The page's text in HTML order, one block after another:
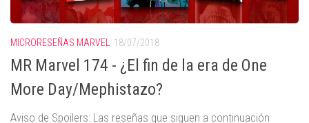
MICRORESEÑAS MARVEL 18/07/2018
MR Marvel 174 - ¿El fin de la era de One
More Day/Mephistazo?
Aviso de Spoilers: Las reseñas que siguen a continuación